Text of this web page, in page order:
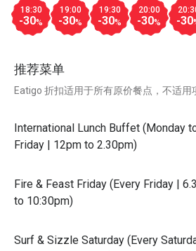
18:30
-30%
19:00
-30%
19:30
-30%
20:00
-30% -30
推荐菜单
Eatigo 折扣适用于所有原价餐点，不适
International Lunch Buffet (Monday
Friday | 12pm to 2.30pm)
Fire & Feast Friday (Every Friday |
to 10:30pm)
Surf & Sizzle Saturday (Every